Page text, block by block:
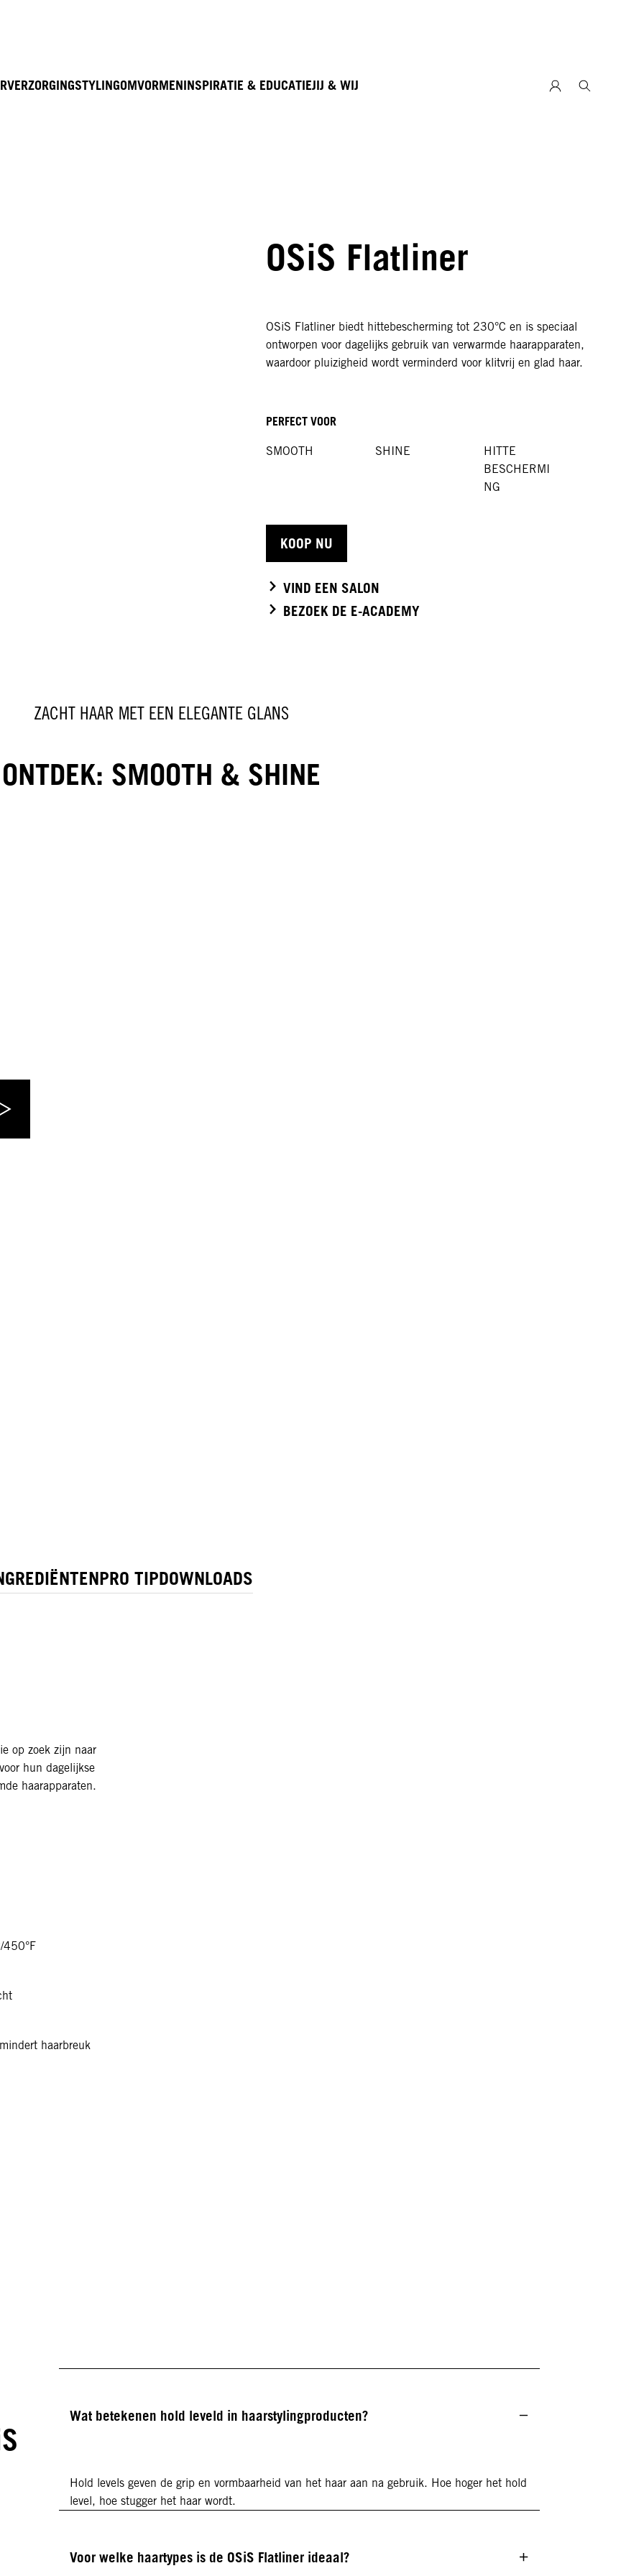
VERZORGINGSTYLINGOMVORMENINSPIRATIE & EDUCATIEJIJ & WIJ
OSiS Flatliner
OSiS Flatliner biedt hittebescherming tot 230°C en is speciaal
ontworpen voor dagelijks gebruik van verwarmde haarapparaten,
waardoor pluizigheid wordt verminderd voor klitvrij en glad haar.
PERFECT VOOR
SMOOTH SHINE
HITTE
BESCHERMI
NG
KOOP NU
VIND EEN SALON
BEZOEK DE E-ACADEMY
ZACHT HAAR MET EEN ELEGANTE GLANS
ONTDEK: SMOOTH & SHINE
PRO TIPDOWNLOADS
op zoek zijn naar
hun dagelijkse
haarapparaten.
450°F
haarbreuk
Wat betekenen hold leveld in haarstylingproducten?
Hold levels geven de grip en vormbaarheid van het haar aan na gebruik. Hoe hoger het hold
level, hoe stugger het haar wordt.
Voor welke haartypes is de OSiS Flatliner ideaal?